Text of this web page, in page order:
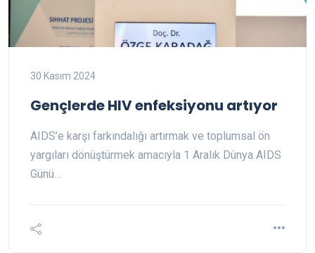
30 Kasım 2024
Gençlerde HIV enfeksiyonu artıyor
AIDS’e karşı farkındalığı artırmak ve toplumsal ön
yargıları dönüştürmek amacıyla 1 Aralık Dünya AIDS
Günü…